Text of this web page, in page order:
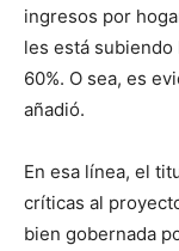
ingresos por
les está
60%. O sea, es
añadió.
En esa línea, el
críticas al
bien gobernada